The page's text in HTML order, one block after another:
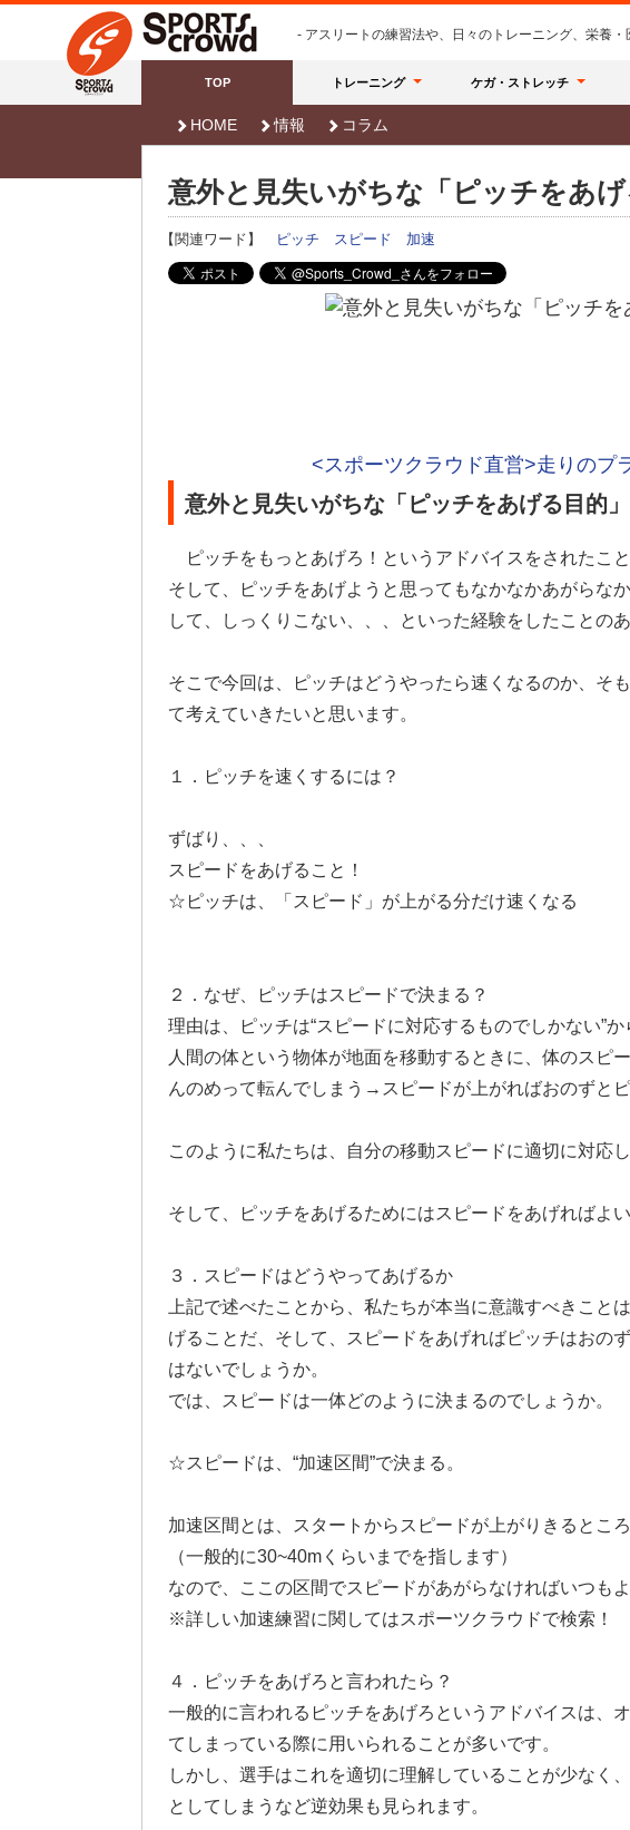
- アスリートの練習法や、日々のトレーニング、栄養
TOP トレーニング ケガ・ストレッチ
HOME 情報 コラム
意外と見失いがちな「ピッチをあ
【関連ワード】 ピッチ スピード 加速
<スポーツクラウド直営>走りのプ
意外と見失いがちな「ピッチをあげる目的
ピッチをもっとあげろ！というアドバイスをされたこ
そして、ピッチをあげようと思ってもなかなかあがらな
して、しっくりこない、、、といった経験をしたことの
そこで今回は、ピッチはどうやったら速くなるのか、そ
て考えていきたいと思います。
１．ピッチを速くするには？
ずばり、、、
スピードをあげること！
☆ピッチは、「スピード」が上がる分だけ速くなる
２．なぜ、ピッチはスピードで決まる？
理由は、ピッチは“スピードに対応するものでしかない”か
人間の体という物体が地面を移動するときに、体のスピ
んのめって転んでしまう→スピードが上がればおのずと
このように私たちは、自分の移動スピードに適切に対応
そして、ピッチをあげるためにはスピードをあげればよい
３．スピードはどうやってあげるか
上記で述べたことから、私たちが本当に意識すべきこと
げることだ、そして、スピードをあげればピッチはおの
はないでしょうか。
では、スピードは一体どのように決まるのでしょうか。
☆スピードは、“加速区間”で決まる。
加速区間とは、スタートからスピードが上がりきるとこ
（一般的に30~40mくらいまでを指します）
なので、ここの区間でスピードがあがらなければいつも
※詳しい加速練習に関してはスポーツクラウドで検索！
４．ピッチをあげろと言われたら？
一般的に言われるピッチをあげろというアドバイスは、
てしまっている際に用いられることが多いです。
しかし、選手はこれを適切に理解していることが少なく
としてしまうなど逆効果も見られます。